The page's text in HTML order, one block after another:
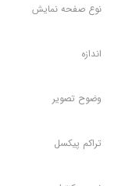
نوع صفحه نمایش
اندازه
وضوح تصویر
تراکم پیکسل